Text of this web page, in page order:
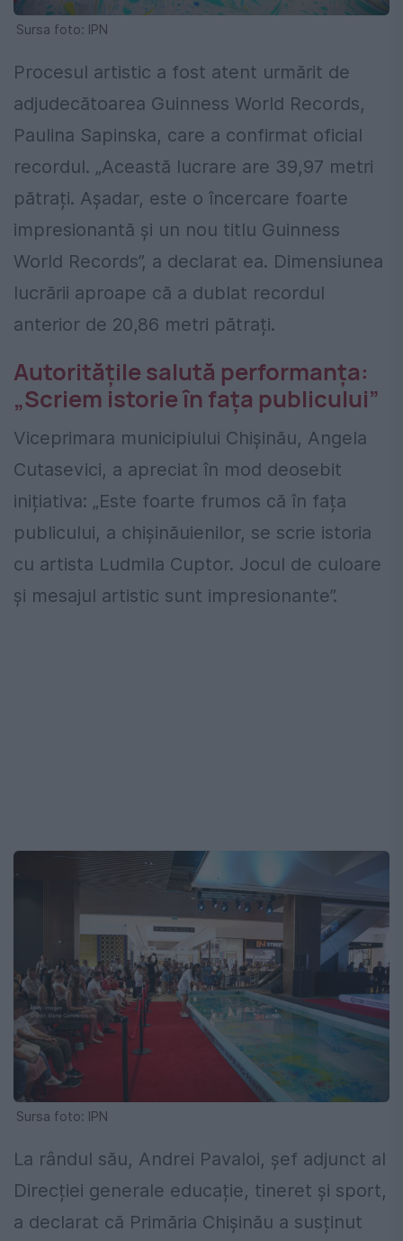
Sursa foto: IPN
Procesul artistic a fost atent urmărit de
adjudecătoarea Guinness World Records,
Paulina Sapinska, care a confirmat oficial
recordul. „Această lucrare are 39,97 metri
pătrați. Așadar, este o încercare foarte
impresionantă și un nou titlu Guinness
World Records”, a declarat ea. Dimensiunea
lucrării aproape că a dublat recordul
anterior de 20,86 metri pătrați.
Autoritățile salută performanța:
„Scriem istorie în fața publicului”
Viceprimara municipiului Chișinău, Angela
Cutasevici, a apreciat în mod deosebit
inițiativa: „Este foarte frumos că în fața
publicului, a chișinăuienilor, se scrie istoria
cu artista Ludmila Cuptor. Jocul de culoare
și mesajul artistic sunt impresionante”.
Sursa foto: IPN
La rândul său, Andrei Pavaloi, șef adjunct al
Direcției generale educație, tineret și sport,
a declarat că Primăria Chișinău a susținut